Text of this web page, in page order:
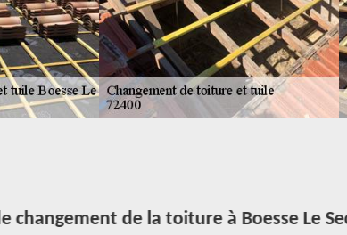
de la toiture à Boesse Le Sec